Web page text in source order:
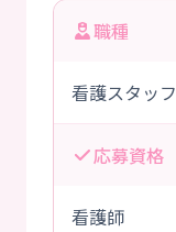
職種
看護スタッフ
応募資格
看護師